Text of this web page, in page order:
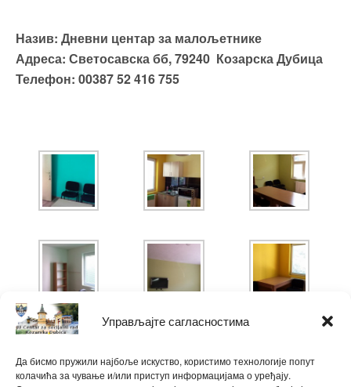
Управљајте сагласностима
Да бисмо пружили најбоље искуство, користимо технологије попут
колачића за чување и/или приступ информацијама о уређају.
Назив: Дневни центар за малољетнике
Адреса: Светосавска бб, 79240 Козарска Дубица
Телефон: 00387 52 416 755